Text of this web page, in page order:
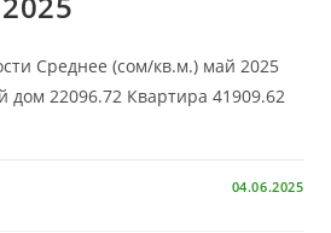
Среднее (сом/кв.м.) май 2025
дом 22096.72 Квартира 41909.62
04.06.2025